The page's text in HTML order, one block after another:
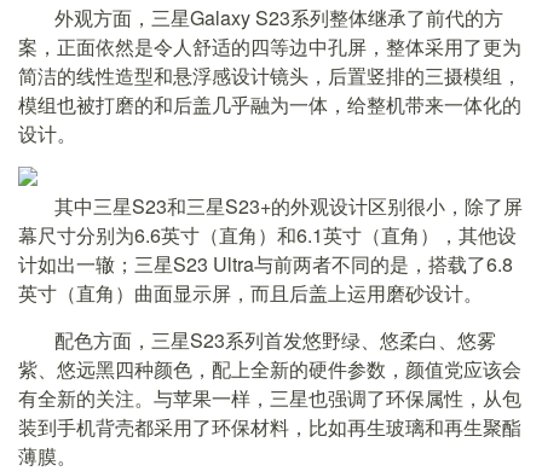
外观方面，三星Galaxy S23系列整体继承了前代的方
案，正面依然是令人舒适的四等边中孔屏，整体采用了更为
简洁的线性造型和悬浮感设计镜头，后置竖排的三摄模组，
模组也被打磨的和后盖几乎融为一体，给整机带来一体化的
设计。
其中三星S23和三星S23+的外观设计区别很小，除了屏
幕尺寸分别为6.6英寸（直角）和6.1英寸（直角），其他设
计如出一辙；三星S23 Ultra与前两者不同的是，搭载了6.8
英寸（直角）曲面显示屏，而且后盖上运用磨砂设计。
配色方面，三星S23系列首发悠野绿、悠柔白、悠雾
紫、悠远黑四种颜色，配上全新的硬件参数，颜值党应该会
有全新的关注。与苹果一样，三星也强调了环保属性，从包
装到手机背壳都采用了环保材料，比如再生玻璃和再生聚酯
薄膜。